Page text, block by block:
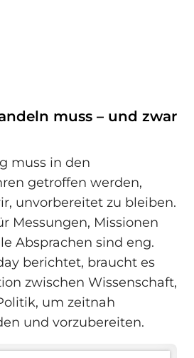
muss – und zwar
muss in den
getroffen werden,
unvorbereitet zu bleiben.
Messungen, Missionen
Absprachen sind eng.
berichtet, braucht es
zwischen Wissenschaft,
um zeitnah
und vorzubereiten.